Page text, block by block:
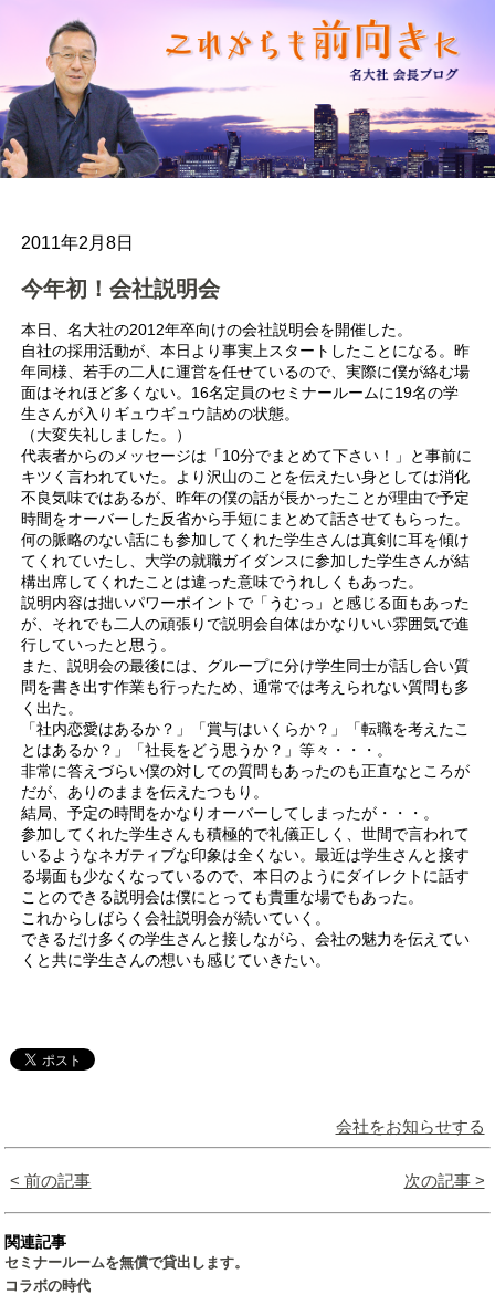
2011年2月8日
今年初！会社説明会
本日、名大社の2012年卒向けの会社説明会を開催した。
自社の採用活動が、本日より事実上スタートしたことになる。昨
年同様、若手の二人に運営を任せているので、実際に僕が絡む場
面はそれほど多くない。16名定員のセミナールームに19名の学
生さんが入りギュウギュウ詰めの状態。
（大変失礼しました。）
代表者からのメッセージは「10分でまとめて下さい！」と事前に
キツく言われていた。より沢山のことを伝えたい身としては消化
不良気味ではあるが、昨年の僕の話が長かったことが理由で予定
時間をオーバーした反省から手短にまとめて話させてもらった。
何の脈略のない話にも参加してくれた学生さんは真剣に耳を傾け
てくれていたし、大学の就職ガイダンスに参加した学生さんが結
構出席してくれたことは違った意味でうれしくもあった。
説明内容は拙いパワーポイントで「うむっ」と感じる面もあった
が、それでも二人の頑張りで説明会自体はかなりいい雰囲気で進
行していったと思う。
また、説明会の最後には、グループに分け学生同士が話し合い質
問を書き出す作業も行ったため、通常では考えられない質問も多
く出た。
「社内恋愛はあるか？」「賞与はいくらか？」「転職を考えたこ
とはあるか？」「社長をどう思うか？」等々・・・。
非常に答えづらい僕の対しての質問もあったのも正直なところが
だが、ありのままを伝えたつもり。
結局、予定の時間をかなりオーバーしてしまったが・・・。
参加してくれた学生さんも積極的で礼儀正しく、世間で言われて
いるようなネガティブな印象は全くない。最近は学生さんと接す
る場面も少なくなっているので、本日のようにダイレクトに話す
ことのできる説明会は僕にとっても貴重な場でもあった。
これからしばらく会社説明会が続いていく。
できるだけ多くの学生さんと接しながら、会社の魅力を伝えてい
くと共に学生さんの想いも感じていきたい。
会社をお知らせする
< 前の記事 次の記事 >
関連記事
セミナールームを無償で貸出します。
コラボの時代